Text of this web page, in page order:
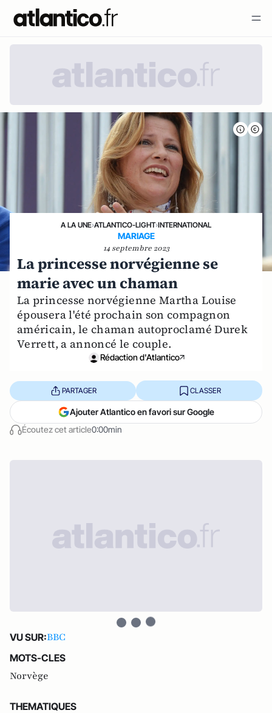
A LA UNE›ATLANTICO-LIGHT›INTERNATIONAL
MARIAGE
14 septembre 2023
La princesse norvégienne se
marie avec un chaman
La princesse norvégienne Martha Louise
épousera l'été prochain son compagnon
américain, le chaman autoproclamé Durek
Verrett, a annoncé le couple.
Rédaction d'Atlantico
Écoutez cet article0:00min
PARTAGER CLASSER
Ajouter Atlantico en favori sur Google
VU SUR:BBC
MOTS-CLES
Norvège
THEMATIQUES